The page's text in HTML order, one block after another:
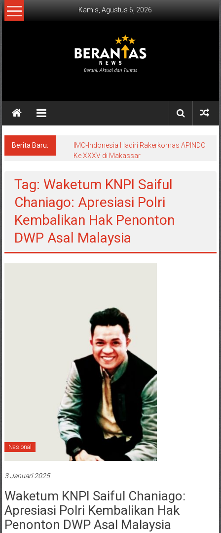
Lompat
ke
Kamis, Agustus 6, 2026
NEWS
Aktual
Tuntas.
Berita Baru:
IMO-Indonesia Hadiri Rakerkornas APINDO
Ke XXXV di Makassar
Tag: Waketum KNPI Saiful
Chaniago: Apresiasi Polri
Kembalikan Hak Penonton
DWP Asal Malaysia
Nasional
3 Januari 2025
Waketum KNPI Saiful Chaniago:
Apresiasi Polri Kembalikan Hak
Penonton DWP Asal Malaysia